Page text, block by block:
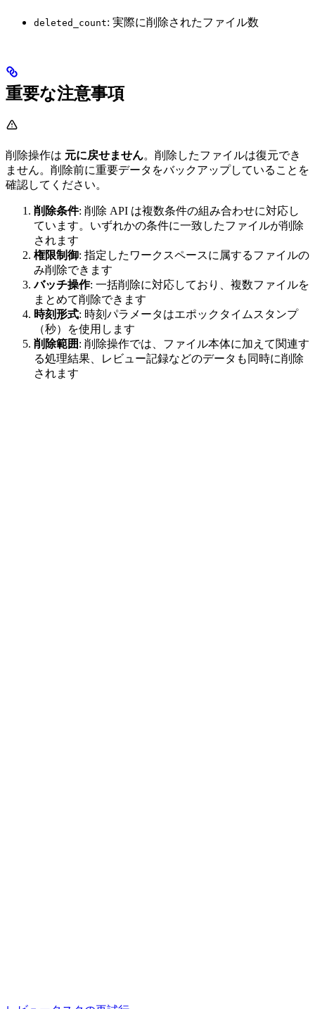
deleted_count: 実際に削除されたファイル数
重要な注意事項
削除操作は 元に戻せません。削除したファイルは復元でき
ません。削除前に重要データをバックアップしていることを
確認してください。
削除条件: 削除 API は複数条件の組み合わせに対応し
ています。いずれかの条件に一致したファイルが削除
されます
権限制御: 指定したワークスペースに属するファイルの
み削除できます
バッチ操作: 一括削除に対応しており、複数ファイルを
まとめて削除できます
時刻形式: 時刻パラメータはエポックタイムスタンプ
（秒）を使用します
削除範囲: 削除操作では、ファイル本体に加えて関連す
る処理結果、レビュー記録などのデータも同時に削除
されます